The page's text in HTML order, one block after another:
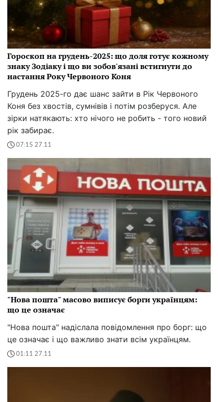
Гороскоп на грудень-2025: що доля готує кожному
знаку Зодіаку і що ви зобов'язані встигнути до
настання Року Червоного Коня
Грудень 2025-го дає шанс зайти в Рік Червоного
Коня без хвостів, сумнівів і потім розберуся. Але
зірки натякають: хто нічого не робить - того новий
рік забирає.
07:15 27.11
"Нова пошта" масово виписує борги українцям:
що це означає
"Нова пошта" надіслала повідомлення про борг: що
це означає і що важливо знати всім українцям.
01:11 27.11